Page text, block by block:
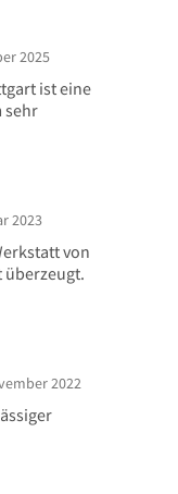
2025
ist eine
sehr
2023
von
überzeugt.
2022